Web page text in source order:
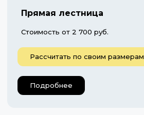
Прямая лестница
Стоимость от 2 700 руб.
Рассчитать по своим размерам
Подробнее